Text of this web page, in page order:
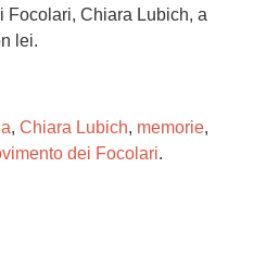
Focolari, Chiara Lubich, a
lei.
, Chiara Lubich, memorie,
dei Focolari.